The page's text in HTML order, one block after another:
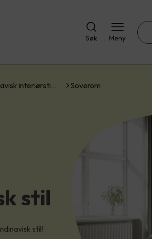
Søk Meny
interiørsti… Soverom
stil
stil!